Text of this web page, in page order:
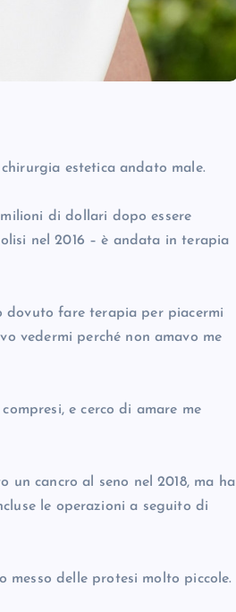
estetica andato male.
di dollari dopo essere
nel 2016 – è andata in terapia
dovuto fare terapia per piacermi
vedermi perché non amavo me
e cerco di amare me
cancro al seno nel 2018, ma ha
le operazioni a seguito di
delle protesi molto piccole.